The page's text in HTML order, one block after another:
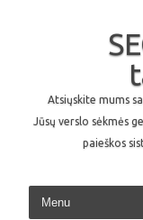
Atsiųskite mums
Jūsų verslo sėkmės
paieškos